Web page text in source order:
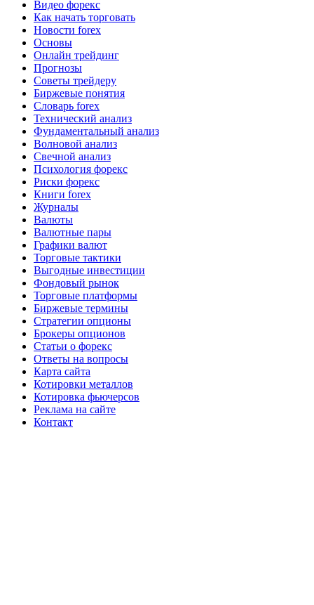
Видео форекс
Как начать торговать
Новости forex
Основы
Онлайн трейдинг
Прогнозы
Советы трейдеру
Биржевые понятия
Словарь forex
Технический анализ
Фундаментальный анализ
Волновой анализ
Свечной анализ
Психология форекс
Риски форекс
Книги forex
Журналы
Валюты
Валютные пары
Графики валют
Торговые тактики
Выгодные инвестиции
Фондовый рынок
Торговые платформы
Биржевые термины
Стратегии опционы
Брокеры опционов
Статьи о форекс
Ответы на вопросы
Карта сайта
Котировки металлов
Котировка фьючерсов
Реклама на сайте
Контакт